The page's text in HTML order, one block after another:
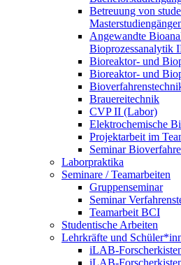
Betreuung von
Angewandte
Bioprozessanalytik
Bioreaktor- und
Bioreaktor- und
Brauereitechnik
CVP II (Labor)
Elektrochemische
Projektarbeit im
Seminar
Laborpraktika
Seminare / Teamarbeiten
Gruppenseminar
Seminar
Teamarbeit BCI
Studentische Arbeiten
Lehrkräfte und
iLAB-
iLAB-